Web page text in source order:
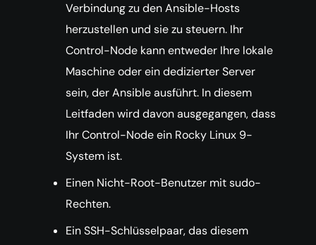
Verbindung zu den Ansible-Hosts
herzustellen und sie zu steuern. Ihr
Control-Node kann entweder Ihre lokale
Maschine oder ein dedizierter Server
sein, der Ansible ausführt. In diesem
Leitfaden wird davon ausgegangen, dass
Ihr Control-Node ein Rocky Linux 9-
System ist.
Einen Nicht-Root-Benutzer mit sudo-
Rechten.
Ein SSH-Schlüsselpaar, das diesem